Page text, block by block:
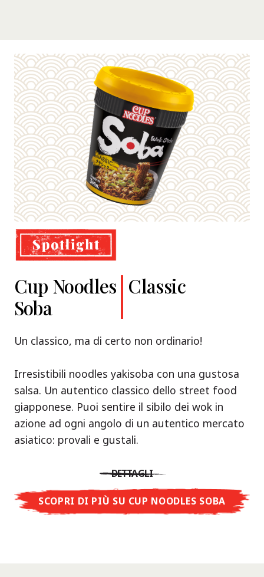
Cup Noodles
Soba
Classic
Un classico, ma di certo non ordinario!
Irresistibili noodles yakisoba con una gustosa
salsa. Un autentico classico dello street food
giapponese. Puoi sentire il sibilo dei wok in
azione ad ogni angolo di un autentico mercato
asiatico: provali e gustali.
DETTAGLI
SCOPRI DI PIÙ SU CUP NOODLES SOBA